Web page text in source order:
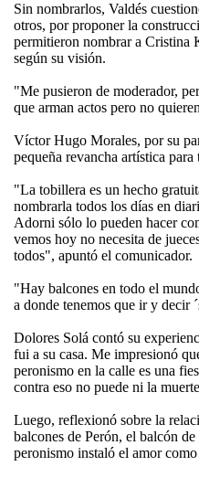
Sin nombrarlos, Valdés
otros, por proponer la
permitieron nombrar a Cristina
según su visión.
"Me pusieron de moderador,
que arman actos pero no
Víctor Hugo Morales, por su
pequeña revancha artística
"La tobillera es un hecho
nombrarla todos los días en
Adorni sólo lo pueden hacer
vemos hoy no necesita de
todos", apuntó el comunicador.
"Hay balcones en todo el
a donde tenemos que ir y decir
Dolores Solá contó su
fui a su casa. Me impresionó
peronismo en la calle es una
contra eso no puede ni la
Luego, reflexionó sobre la
balcones de Perón, el balcón
peronismo instaló el amor